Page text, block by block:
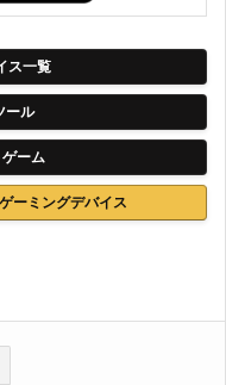
ス一覧
ール
ーム
ーミングデバイス